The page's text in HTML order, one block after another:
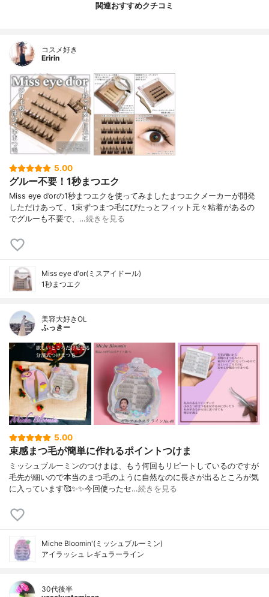
関連おすすめクチコミ
コスメ好き
Eririn
5.00
グルー不要！1秒まつエク
Miss eye d’orの1秒まつエクを使ってみましたまつエクメーカーが開発
しただけあって、1束ずつまつ毛にぴたっとフィット元々粘着があるの
でグルーも不要で、…続きを見る
Miss eye d'or(ミスアイドール)
1秒まつエク
美容大好きOL
ふっきー
5.00
束感まつ毛が簡単に作れるポイントつけま
ミッシュブルーミンのつけまは、もう何回もリピートしているのですが
毛先が細いので本当のまつ毛のように自然なのに長さが出るところが気
に入っています🥰✨✨今回使ったセ…続きを見る
Miche Bloomin'(ミッシュブルーミン)
アイラッシュ レギュラーライン
30代後半